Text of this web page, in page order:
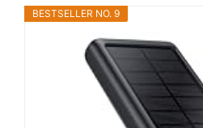
BESTSELLER NO. 9